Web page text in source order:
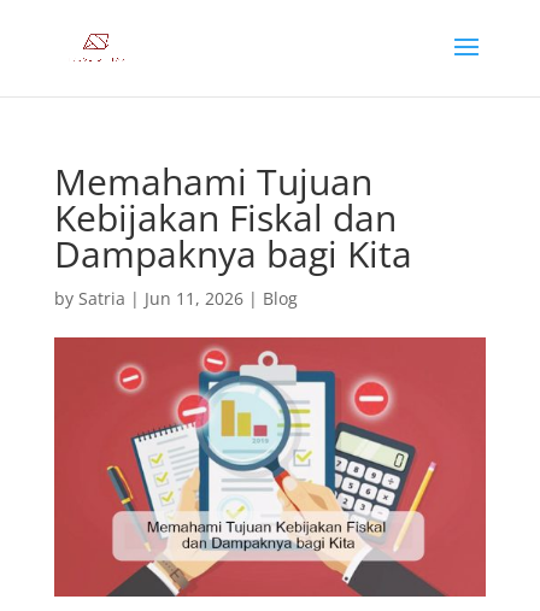
Memahami Tujuan
Kebijakan Fiskal dan
Dampaknya bagi Kita
by Satria | Jun 11, 2026| Blog